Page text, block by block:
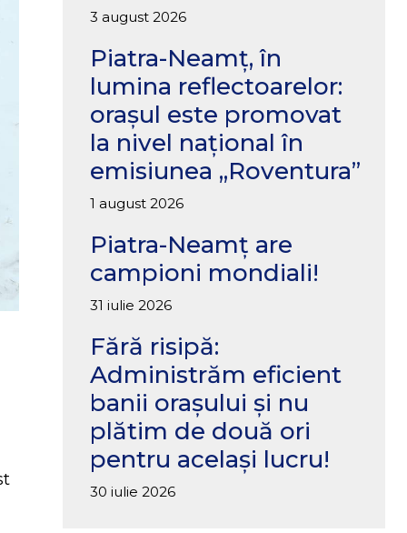
3 august 2026
Piatra-Neamț, în
lumina reflectoarelor:
orașul este promovat
la nivel național în
emisiunea „Roventura”
1 august 2026
Piatra-Neamț are
campioni mondiali!
31 iulie 2026
Fără risipă:
Administrăm eficient
banii orașului și nu
plătim de două ori
pentru același lucru!
30 iulie 2026